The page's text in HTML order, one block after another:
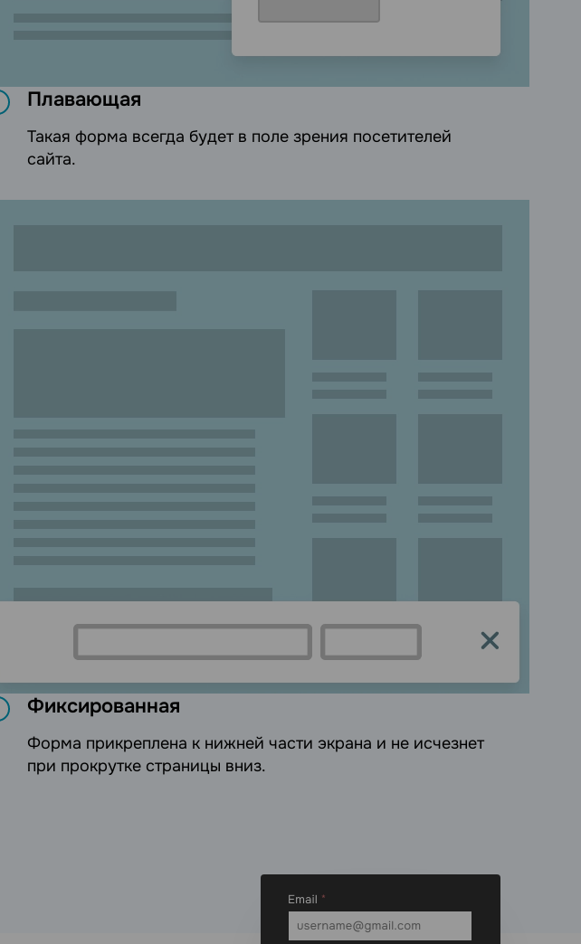
Плавающая
Такая форма всегда будет в поле зрения посетителей
сайта.
Фиксированная
Форма прикреплена к нижней части экрана и не исчезнет
при прокрутке страницы вниз.